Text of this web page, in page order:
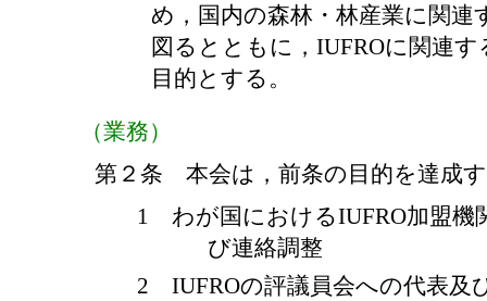
め，国内の森林・林産業に関連
図るとともに，IUFROに関連
目的とする。
（業務）
第２条 本会は，前条の目的を達成
1 わが国におけるIUFRO加盟機
び連絡調整
2 IUFROの評議員会への代表及